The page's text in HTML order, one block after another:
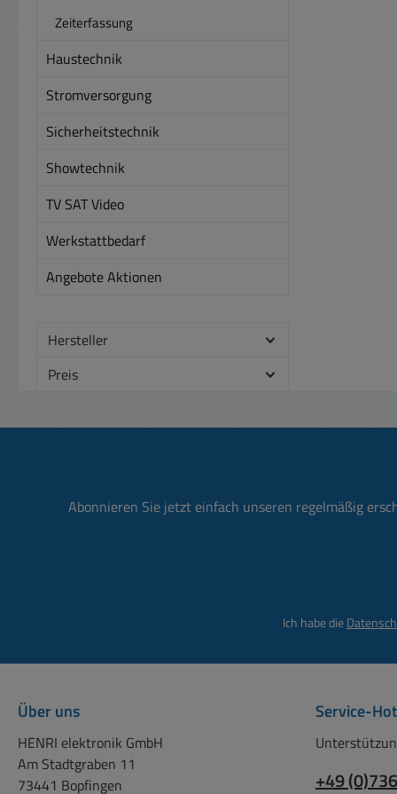
Zeiterfassung
Haustechnik
Stromversorgung
Sicherheitstechnik
Showtechnik
TV SAT Video
Werkstattbedarf
Angebote Aktionen
Hersteller
Preis
Abonnieren Sie jetzt einfach unseren regelmäßig
Ich habe die
Über uns
HENRI elektronik GmbH
Am Stadtgraben 11
73441 Bopfingen
Service-
+49